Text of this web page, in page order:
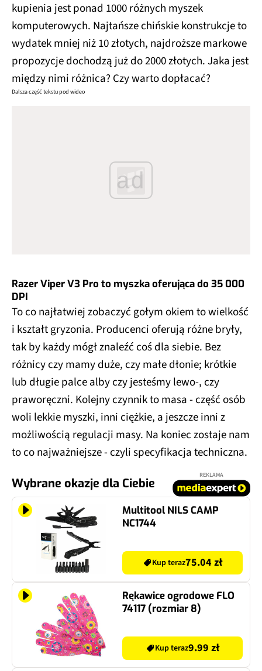
kupienia jest ponad 1000 różnych myszek
komputerowych. Najtańsze chińskie konstrukcje to
wydatek mniej niż 10 złotych, najdroższe markowe
propozycje dochodzą już do 2000 złotych. Jaka jest
między nimi różnica? Czy warto dopłacać?
Dalsza część tekstu pod wideo
ad
Razer Viper V3 Pro to myszka oferująca do 35 000
DPI
To co najłatwiej zobaczyć gołym okiem to wielkość
i kształt gryzonia. Producenci oferują różne bryły,
tak by każdy mógł znaleźć coś dla siebie. Bez
różnicy czy mamy duże, czy małe dłonie; krótkie
lub długie palce alby czy jesteśmy lewo-, czy
praworęczni. Kolejny czynnik to masa - część osób
woli lekkie myszki, inni ciężkie, a jeszcze inni z
możliwością regulacji masy. Na koniec zostaje nam
to co najważniejsze - czyli specyfikacja techniczna.
Wybrane okazje dla Ciebie
REKLAMA
Multitool NILS CAMP
NC1744
Kup teraz75.04 zł
Rękawice ogrodowe FLO
74117 (rozmiar 8)
Kup teraz9.99 zł